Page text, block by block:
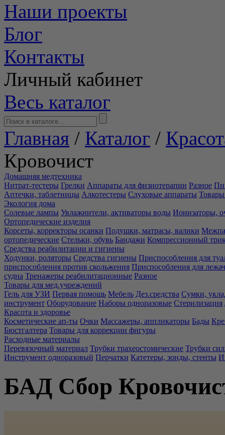
Наши проекты
Блог
Контакты
Личный кабинет
Весь каталог
Главная / Каталог /
Кровочист
Домашняя медтехника
Нитрат-тестеры Грелки Аппараты для физиотерапии Разное
Аптечки, таблетницы Алкотестеры Слуховые аппараты Товары
Экология дома
Солевые лампы Увлажнители, активаторы воды Ионизаторы,
Ортопедические изделия
Корсеты, корректоры осанки Подушки, матрасы, валики
ортопедические Стельки, обувь Бандажи Компрессионный
Средства реабилитации и гигиены
Ходунки, роляторы Средства гигиены Приспособления для
приспособления против скольжения Приспособления для
судна Тренажеры реабилитационные Разное
Товары для мед.учреждений
Гель для УЗИ Первая помощь Мебель Дез.средства Сумки,
инструмент Оборудование Наборы одноразовые Стерилизация
Красота и здоровье
Косметические ап-ты Очки Массажеры, аппликаторы Бады
Бюстгалтера Товары для коррекции фигуры
Расходные материалы
Перевязочный материал Трубки трахеостомические Трубки
Инструмент одноразовый Перчатки Катетеры, зонды, стенты
БАД Сбор